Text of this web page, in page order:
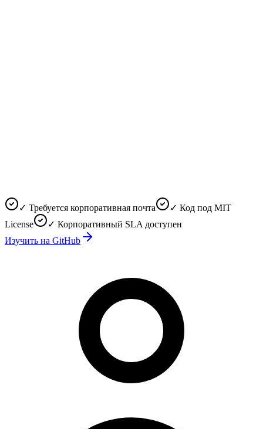
✓ Требуется корпоративная почта
✓ Код под MIT
License
✓ Корпоративный SLA доступен
Изучить на GitHub